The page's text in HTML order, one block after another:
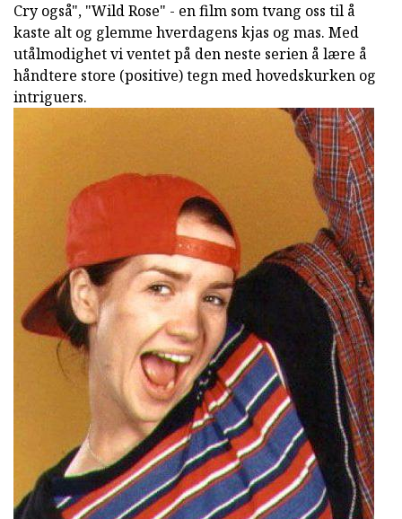
Cry også", "Wild Rose" - en film som tvang oss til å
kaste alt og glemme hverdagens kjas og mas. Med
utålmodighet vi ventet på den neste serien å lære å
håndtere store (positive) tegn med hovedskurken og
intriguers.